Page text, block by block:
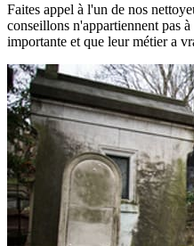
Faites appel à l'un de nos
conseillons n'appartiennent pas
importante et que leur métier a